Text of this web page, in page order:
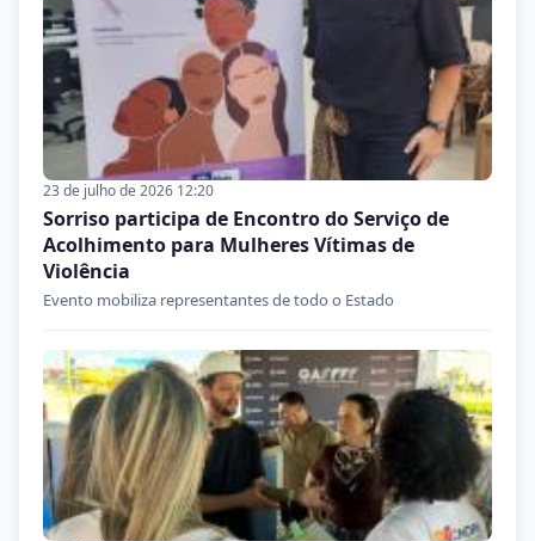
23 de julho de 2026 12:20
Sorriso participa de Encontro do Serviço de
Acolhimento para Mulheres Vítimas de
Violência
Evento mobiliza representantes de todo o Estado